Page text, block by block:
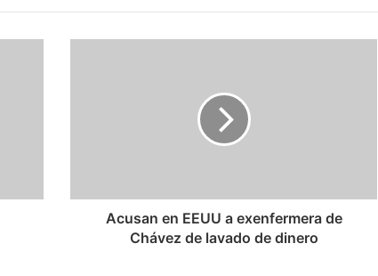
Acusan en EEUU a exenfermera de
Chávez de lavado de dinero